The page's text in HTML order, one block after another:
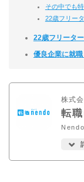
その中でも
22歳フリー
22歳フリータ
優良企業に就
株式
転